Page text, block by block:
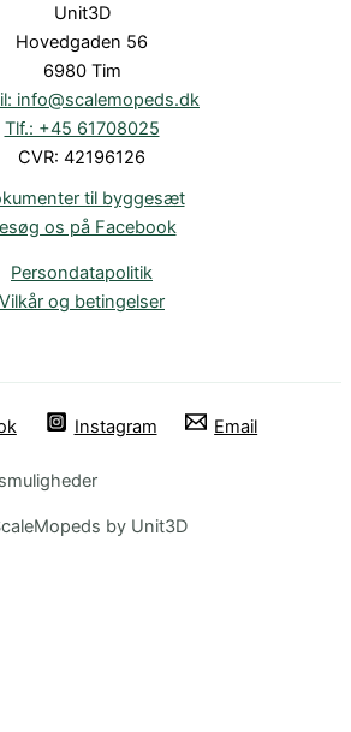
Unit3D
Hovedgaden 56
6980 Tim
info@scalemopeds.dk
Tlf.: +45 61708025
CVR: 42196126
til byggesæt
os på Facebook
Persondatapolitik
Vilkår og betingelser
Instagram Email
by Unit3D